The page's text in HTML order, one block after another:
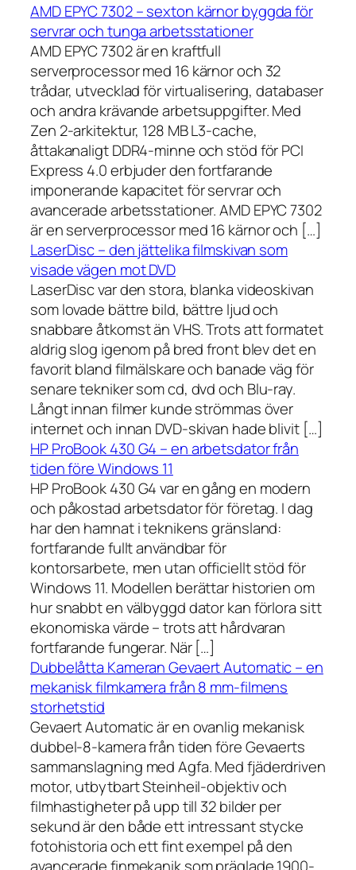
AMD EPYC 7302 – sexton kärnor byggda för
servrar och tunga arbetsstationer
AMD EPYC 7302 är en kraftfull
serverprocessor med 16 kärnor och 32
trådar, utvecklad för virtualisering, databaser
och andra krävande arbetsuppgifter. Med
Zen 2-arkitektur, 128 MB L3-cache,
åttakanaligt DDR4-minne och stöd för PCI
Express 4.0 erbjuder den fortfarande
imponerande kapacitet för servrar och
avancerade arbetsstationer. AMD EPYC 7302
är en serverprocessor med 16 kärnor och […]
LaserDisc – den jättelika filmskivan som
visade vägen mot DVD
LaserDisc var den stora, blanka videoskivan
som lovade bättre bild, bättre ljud och
snabbare åtkomst än VHS. Trots att formatet
aldrig slog igenom på bred front blev det en
favorit bland filmälskare och banade väg för
senare tekniker som cd, dvd och Blu-ray.
Långt innan filmer kunde strömmas över
internet och innan DVD-skivan hade blivit […]
HP ProBook 430 G4 – en arbetsdator från
tiden före Windows 11
HP ProBook 430 G4 var en gång en modern
och påkostad arbetsdator för företag. I dag
har den hamnat i teknikens gränsland:
fortfarande fullt användbar för
kontorsarbete, men utan officiellt stöd för
Windows 11. Modellen berättar historien om
hur snabbt en välbyggd dator kan förlora sitt
ekonomiska värde – trots att hårdvaran
fortfarande fungerar. När […]
Dubbelåtta Kameran Gevaert Automatic – en
mekanisk filmkamera från 8 mm-filmens
storhetstid
Gevaert Automatic är en ovanlig mekanisk
dubbel-8-kamera från tiden före Gevaerts
sammanslagning med Agfa. Med fjäderdriven
motor, utbytbart Steinheil-objektiv och
filmhastigheter på upp till 32 bilder per
sekund är den både ett intressant stycke
fotohistoria och ett fint exempel på den